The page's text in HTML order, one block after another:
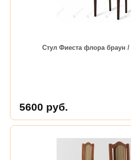
Стул Фиеста флора браун
5600 руб.